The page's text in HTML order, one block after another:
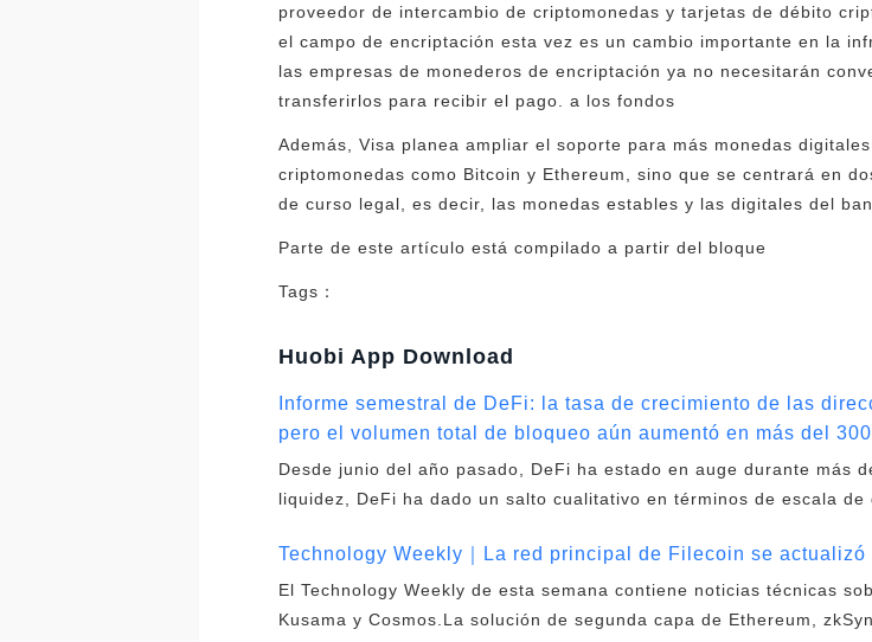
proveedor de intercambio de criptomonedas y tarjetas de débito
el campo de encriptación esta vez es un cambio importante en la
las empresas de monederos de encriptación ya no necesitarán
transferirlos para recibir el pago. a los fondos
Además, Visa planea ampliar el soporte para más monedas
criptomonedas como Bitcoin y Ethereum, sino que se centrará en
de curso legal, es decir, las monedas estables y las digitales del
Parte de este artículo está compilado a partir del bloque
Tags：
Huobi App Download
Informe semestral de DeFi: la tasa de crecimiento de las
pero el volumen total de bloqueo aún aumentó en más del
Desde junio del año pasado, DeFi ha estado en auge durante más
liquidez, DeFi ha dado un salto cualitativo en términos de escala de
Technology Weekly｜La red principal de Filecoin se actualizó
El Technology Weekly de esta semana contiene noticias técnicas
Kusama y Cosmos.La solución de segunda capa de Ethereum,